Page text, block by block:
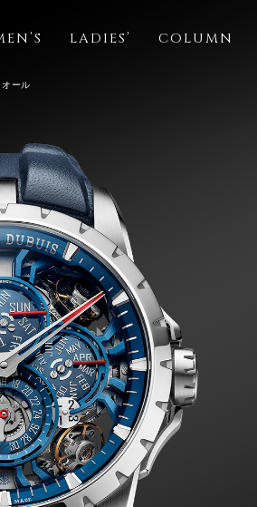
LADIES’ COLUMN
ール